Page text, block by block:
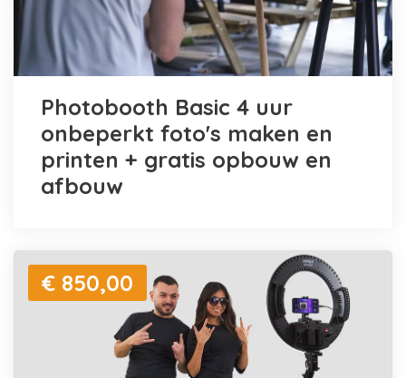
Photobooth Basic 4 uur
onbeperkt foto's maken en
printen + gratis opbouw en
afbouw
€ 850,00